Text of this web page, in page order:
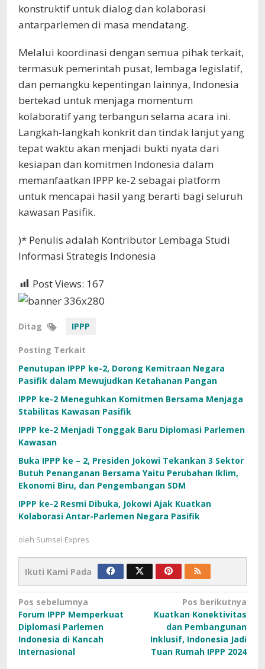
konstruktif untuk dialog dan kolaborasi
antarparlemen di masa mendatang.
Melalui koordinasi dengan semua pihak terkait,
termasuk pemerintah pusat, lembaga legislatif,
dan pemangku kepentingan lainnya, Indonesia
bertekad untuk menjaga momentum
kolaboratif yang terbangun selama acara ini.
Langkah-langkah konkrit dan tindak lanjut yang
tepat waktu akan menjadi bukti nyata dari
kesiapan dan komitmen Indonesia dalam
memanfaatkan IPPP ke-2 sebagai platform
untuk mencapai hasil yang berarti bagi seluruh
kawasan Pasifik.
)* Penulis adalah Kontributor Lembaga Studi
Informasi Strategis Indonesia
Post Views: 167
Ditag IPPP
Posting Terkait
Penutupan IPPP ke-2, Dorong Kemitraan Negara
Pasifik dalam Mewujudkan Ketahanan Pangan
IPPP ke-2 Meneguhkan Komitmen Bersama Menjaga
Stabilitas Kawasan Pasifik
IPPP ke-2 Menjadi Tonggak Baru Diplomasi Parlemen
Kawasan
Buka IPPP ke – 2, Presiden Jokowi Tekankan 3 Sektor
Butuh Penanganan Bersama Yaitu Perubahan Iklim,
Ekonomi Biru, dan Pengembangan SDM
IPPP ke-2 Resmi Dibuka, Jokowi Ajak Kuatkan
Kolaborasi Antar-Parlemen Negara Pasifik
oleh Sumsel Expres
Ikuti Kami Pada
Navigasi
pos
Pos sebelumnya
Forum IPPP Memperkuat
Diplomasi Parlemen
Indonesia di Kancah
Internasional
Pos berikutnya
Kuatkan Konektivitas
dan Pembangunan
Inklusif, Indonesia Jadi
Tuan Rumah IPPP 2024